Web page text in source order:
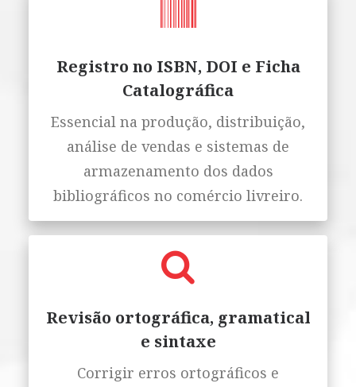
Registro no ISBN, DOI e Ficha
Catalográfica
Essencial na produção, distribuição,
análise de vendas e sistemas de
armazenamento dos dados
bibliográficos no comércio livreiro.
Revisão ortográfica, gramatical
e sintaxe
Corrigir erros ortográficos e